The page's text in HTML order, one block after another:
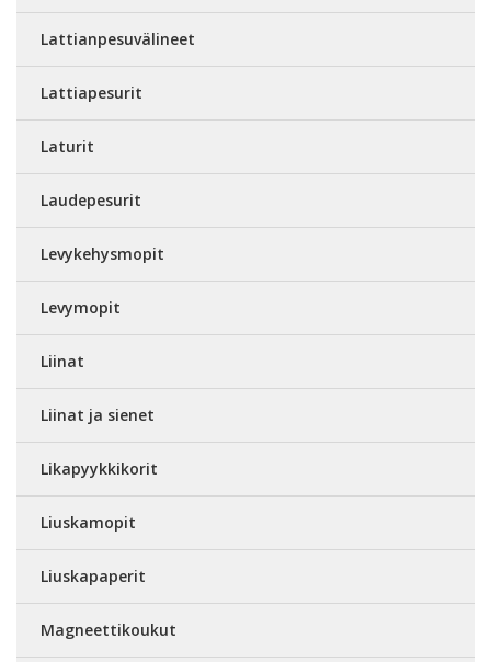
Lattianpesuvälineet
Lattiapesurit
Laturit
Laudepesurit
Levykehysmopit
Levymopit
Liinat
Liinat ja sienet
Likapyykkikorit
Liuskamopit
Liuskapaperit
Magneettikoukut